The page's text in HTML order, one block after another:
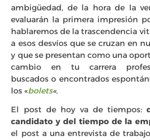
ambigüedad, de la hora de la
evaluarán la primera impresión
hablaremos de la trascendencia
a esos desvíos que se cruzan en
y que se presentan como una
cambio en tu carrera
buscados o encontrados
los «bolets«.
El post de hoy va de tiempos:
candidato y del tiempo de la
el post a una entrevista de